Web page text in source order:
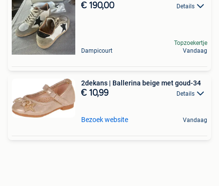
€ 190,00 Details
Dampicourt
Topzoekertje
Vandaag
2dekans | Ballerina beige met goud-34
€ 10,99 Details
Bezoek website Vandaag